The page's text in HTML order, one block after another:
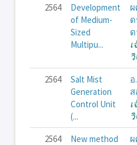
2564
Development
of Medium-
Sized
Multipu...
ผ
เ
2564
Salt Mist
Generation
Control Unit
(...
เ
2564
New method